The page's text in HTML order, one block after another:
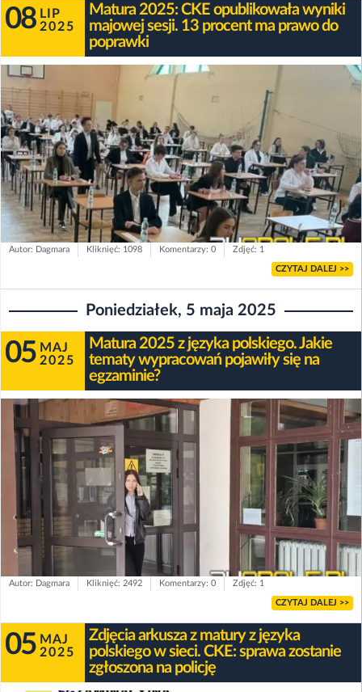
08 LIP
2025
Matura 2025: CKE opublikowała wyniki
majowej sesji. 13 procent ma prawo do
poprawki
Autor: Dagmara Kliknięć: 1098 Komentarzy: 0 Zdjęć: 1
CZYTAJ DALEJ >>
Poniedziałek, 5 maja 2025
05 MAJ
2025
Matura 2025 z języka polskiego. Jakie
tematy wypracowań pojawiły się na
egzaminie?
Autor: Dagmara Kliknięć: 2492 Komentarzy: 0 Zdjęć: 1
CZYTAJ DALEJ >>
05 MAJ
2025
Zdjęcia arkusza z matury z języka
polskiego w sieci. CKE: sprawa zostanie
zgłoszona na policję